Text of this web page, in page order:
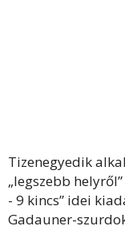
Tizenegyedik
„legszebb
- 9 kincs” idei
Gadauner-